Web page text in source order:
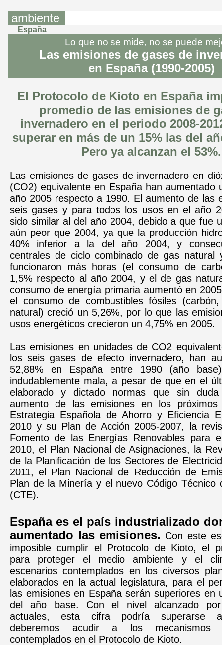
ambiente
España
Lo que no se mide, no se puede
Las emisiones de gases de
en España (1990-2005)
El Protocolo de Kioto en España
promedio de las emisiones de
invernadero en el periodo 2008-
superar en más de un 15% las del
Pero ya alcanzan el 53%.
Las emisiones de gases de invernadero en
(CO2) equivalente en España han aumentado
año 2005 respecto a 1990. El aumento de las
seis gases y para todos los usos en el año
sido similar al del año 2004, debido a que fue
aún peor que 2004, ya que la producción
40% inferior a la del año 2004, y
centrales de ciclo combinado de gas natural
funcionaron más horas (el consumo de
1,5% respecto al año 2004, y el de gas
consumo de energía primaria aumentó en
el consumo de combustibles fósiles
natural) creció un 5,26%, por lo que las
usos energéticos crecieron un 4,75% en 2005.
Las emisiones en unidades de CO2
los seis gases de efecto invernadero, han
52,88% en España entre 1990 (año
indudablemente mala, a pesar de que en el
elaborado y dictado normas que sin duda
aumento de las emisiones en los
Estrategia Española de Ahorro y Eficiencia
2010 y su Plan de Acción 2005-2007, la
Fomento de las Energías Renovables para
2010, el Plan Nacional de Asignaciones, la
de la Planificación de los Sectores de
2011, el Plan Nacional de Reducción de
Plan de la Minería y el nuevo Código Técnico
(CTE).
España es el país industrializado
aumentado las emisiones. Con este
imposible cumplir el Protocolo de Kioto, el
para proteger el medio ambiente y el
escenarios contemplados en los diversos
elaborados en la actual legislatura, para el
las emisiones en España serán superiores en
del año base. Con el nivel alcanzado
actuales, esta cifra podría superarse
deberemos acudir a los mecanismos
contemplados en el Protocolo de Kioto.